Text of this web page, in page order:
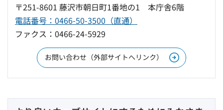
〒251-8601 藤沢市朝日町1番地の1 本庁舎6階
電話番号：0466-50-3500（直通）
ファクス：0466-24-5929
お問い合わせ（外部サイトへリンク）